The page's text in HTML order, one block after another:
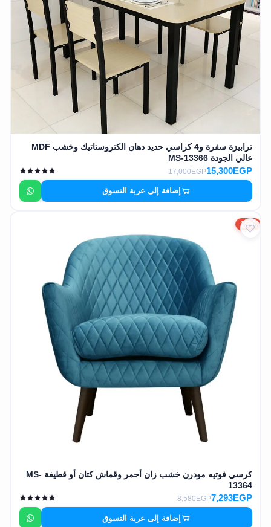
ترابيزة سفرة و4 كراسي حديد دهان الكتروستاتيك وخشب MDF
عالي الجودة MS-13366
15,300EGP
17,000EGP
إضافة إلى عربة التسوق
15%
كرسي فوتيه مودرن خشب زان أحمر وقماش كتان أو قطيفة MS-
13364
7,293EGP
8,580EGP
إضافة إلى عربة التسوق